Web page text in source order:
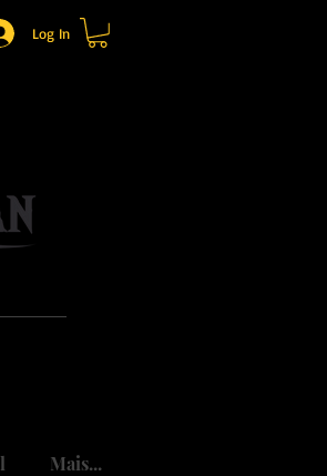
Log In
Mais...